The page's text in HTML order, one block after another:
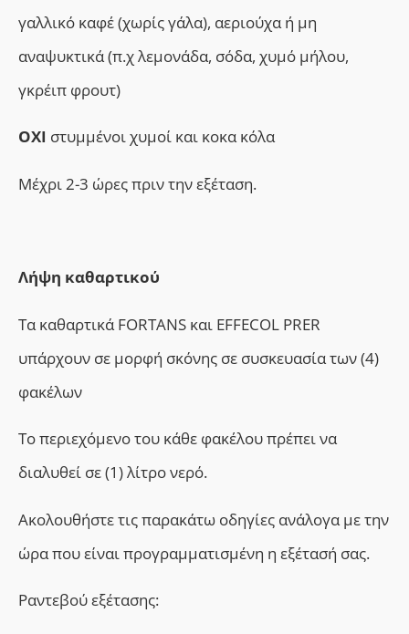
γαλλικό καφέ (χωρίς γάλα), αεριούχα ή μη
αναψυκτικά (π.χ λεμονάδα, σόδα, χυμό μήλου,
γκρέιπ φρουτ)
ΟΧΙ στυμμένοι χυμοί και κοκα κόλα
Μέχρι 2-3 ώρες πριν την εξέταση.
Λήψη καθαρτικού
Τα καθαρτικά FORTANS και EFFECOL PRER
υπάρχουν σε μορφή σκόνης σε συσκευασία των (4)
φακέλων
Το περιεχόμενο του κάθε φακέλου πρέπει να
διαλυθεί σε (1) λίτρο νερό.
Ακολουθήστε τις παρακάτω οδηγίες ανάλογα με την
ώρα που είναι προγραμματισμένη η εξέτασή σας.
Ραντεβού εξέτασης: